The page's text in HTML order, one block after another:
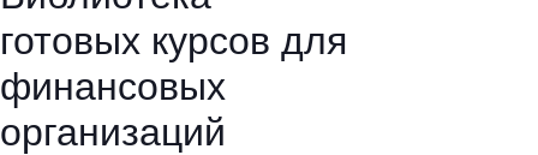
готовых курсов для
финансовых
организаций